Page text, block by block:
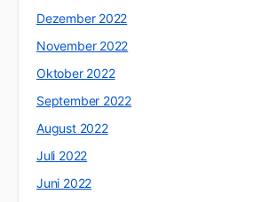
Dezember 2022
November 2022
Oktober 2022
September 2022
August 2022
Juli 2022
Juni 2022